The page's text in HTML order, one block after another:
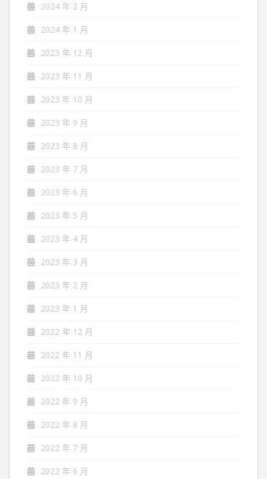
2024 年 2 月
2024 年 1 月
2023 年 12 月
2023 年 11 月
2023 年 10 月
2023 年 9 月
2023 年 8 月
2023 年 7 月
2023 年 6 月
2023 年 5 月
2023 年 4 月
2023 年 3 月
2023 年 2 月
2023 年 1 月
2022 年 12 月
2022 年 11 月
2022 年 10 月
2022 年 9 月
2022 年 8 月
2022 年 7 月
2022 年 6 月